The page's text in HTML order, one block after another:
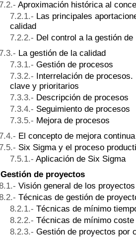
Aproximación histórica al
Las principales
calidad
Del control a la gestión de
La gestión de la calidad
Gestión de procesos
Interrelación de
clave y prioritarios
Descripción de procesos
Seguimiento de procesos
Mejora de procesos
El concepto de mejora continua
Six Sigma y el proceso
Aplicación de Six Sigma
Gestión de proyectos
Visión general de los
Técnicas de gestión de
Técnicas de mínimo
Técnicas de mínimo
Gestión de proyectos por